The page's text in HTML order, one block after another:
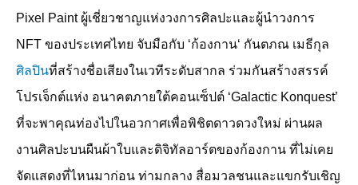
Pixel Paint ผู้เชี่ยวชาญแห่งวงการศิลปะและผู้นำวงการ
NFT ของประเทศไทย จับมือกับ ‘ก้องกาน‘ กันตภณ เมธีกุล
ศิลปินที่สร้างชื่อเสียงในเวทีระดับสากล ร่วมกันสร้างสรรค์
โปรเจ็กต์แห่ง อนาคตภายใต้คอนเซ็ปต์ ‘Galactic Konquest’
ที่จะพาคุณท่องไปในอวกาศเพื่อพิชิตดาวดวงใหม่ ผ่านผล
งานศิลปะบนผืนผ้าใบและดิจิทัลอาร์ตของก้องกาน ที่ไม่เคย
จัดแสดงที่ไหนมาก่อน ท่ามกลาง สื่อมวลชนและแขกรับเชิญ